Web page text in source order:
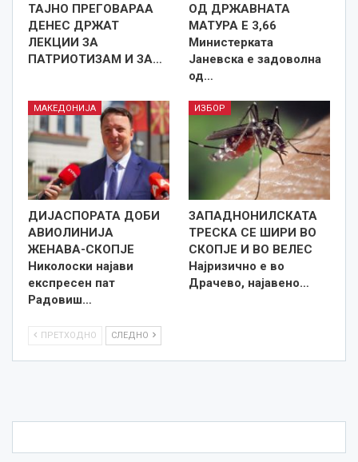
ТАЈНО ПРЕГОВАРАА
ДЕНЕС ДРЖАТ
ЛЕКЦИИ ЗА
ПАТРИОТИЗАМ И ЗА…
ОД ДРЖАВНАТА
МАТУРА Е 3,66
Министерката
Јаневска е задоволна
од…
МАКЕДОНИЈА
ДИЈАСПОРАТА ДОБИ
АВИОЛИНИЈА
ЖЕНАВА-СКОПЈЕ
Николоски најави
експресен пат
Радовиш…
ИЗБОР
ЗАПАДНОНИЛСКАТА
ТРЕСКА СЕ ШИРИ ВО
СКОПЈЕ И ВО ВЕЛЕС
Најризично е во
Драчево, најавено…
ПРЕТХОДНО СЛЕДНО